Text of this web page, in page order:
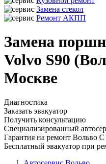
Замена стекол
Ремонт АКПП
Замена
Volvo S90
Москве
Диагностика
Заказать эвакуатор
Получить консультацию
Специализированный
Гарантия на ремонт Вольво С
Бесплатный эвакуатор при